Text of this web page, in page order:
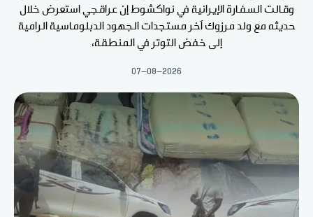
وقالت السفارة الإيرانية في نواكشوط إن عراقجي استعرض خلال
حديثه مع ولد مرزوك آخر مستجدات الجهود الدبلوماسية الرامية
إلى خفض التوتر في المنطقة،
07-08-2026